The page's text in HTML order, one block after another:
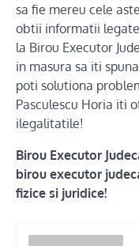
sa fie mereu cele
obtii informatii
la Birou Executor
in masura sa iti
poti solutiona
Pasculescu Horia iti
ilegalitatile!
Birou Executor
birou executor
fizice si juridice!